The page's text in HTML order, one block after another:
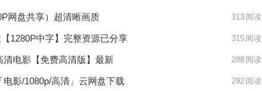
网盘共享）超清晰画质 313 阅读
1280P中字】完整资源已分享 315 阅读
清电影【免费高清版】最新 288 阅读
电影/1080p/高清」云网盘下载 292 阅读